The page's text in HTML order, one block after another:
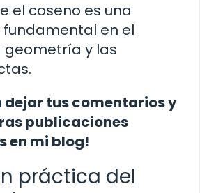
el coseno es una
en el
geometría y las
dejar tus comentarios y
publicaciones
en mi blog!
práctica del